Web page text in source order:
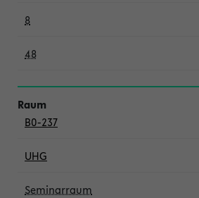
8
48
B0-237
UHG
Seminarraum